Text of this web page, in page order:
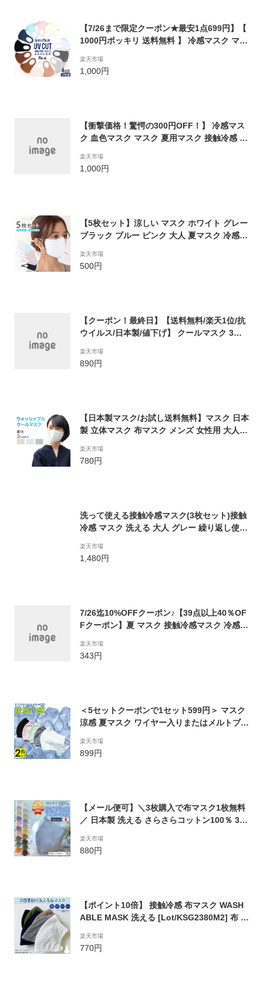
【7/26まで限定クーポン★最安1点699円】【
1000円ポッキリ 送料無料 】 冷感マスク マス
カラーマスク マスク子供 マスク マスク洗え
る カラー 3枚セット UVカット ひんやり マス
楽天市場
1,000円
【衝撃価格！驚愕の300円OFF！】 冷感マス
ク 血色マスク マスク 夏用マスク 接触冷感 マ
スク マスク 子供 ひんやり 布マスク 立体 ダ
イヤモンドマスク 抗菌 防臭 花粉 通気性 吸水
楽天市場
1,000円
【5枚セット】涼しい マスク ホワイト グレー
ブラック ブルー ピンク 大人 夏マスク 冷感マ
ズ 白 男女兼用 耳ひも調整 アジャスター付き
洗える 3D 立体マスク 涼感 布マスク 繰り返
楽天市場
500円
【クーポン！最終日】【送料無料/楽天1位/抗
ウイルス/日本製/値下げ】 クールマスク 3枚
対応 UV 吸水速乾 8色 夏 冷感 洗濯 大人 男女
兼用 ノーズワイヤー 小さめ 普通 運動 スポー
楽天市場
890円
【日本製マスク/お試し送料無料】マスク 日本
製 立体マスク 布マスク メンズ 女性用 大人用
性抜群 繰り返し 洗える 個包装 オールシーズ
ン 抗菌防臭 無地 3色 2サイズ | 男性用 レディ
楽天市場
780円
洗って使える接触冷感マスク(3枚セット)接触
冷感 マスク 洗える 大人 グレー 繰り返し使え
る 男女兼用 マスク 夏用 洗える 布 マスク 涼
しい 夏用マスク uvカット マスク 冷感 マス
楽天市場
1,480円
7/26迄10%OFFクーポン♪【39点以上40％OF
Fクーポン】夏 マスク 接触冷感マスク 冷感マ
め 布マスク 耳痛くない アジャスター耳紐 ス
ポーツマスク 息がしやすい 大人 子供 女性 か
楽天市場
343円
＜5セットクーポンで1セット599円＞ マスク
涼感 夏マスク ワイヤー入りまたはメルトブロ
菌 防臭 撥水 蒸れない S/M/L 小さめ 立体3D
カット
楽天市場
899円
【メール便可】＼3枚購入で布マスク1枚無料
／ 日本製 洗える さらさらコットン100％ 3D
能付き 血色 マスク 秋色 血色カラー 布 コッ
トン 綿100% 飛沫 ウイルス 秋冬マスク 対策
楽天市場
880円
【ポイント10倍】 接触冷感 布マスク WASH
ABLE MASK 洗える [Lot/KSG2380M2] 布 冷
んやり 繰り返し使用 M L メンズ レディース
夏用マスク 洗える 夏 ホワイト ブラック 子ど
楽天市場
770円